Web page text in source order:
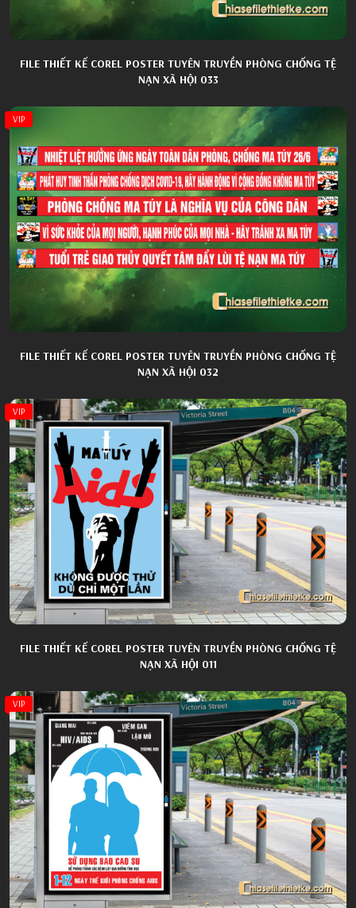
FILE THIẾT KẾ COREL POSTER TUYÊN TRUYỀN PHÒNG CHỐNG TỆ
NẠN XÃ HỘI 033
VIP
FILE THIẾT KẾ COREL POSTER TUYÊN TRUYỀN PHÒNG CHỐNG TỆ
NẠN XÃ HỘI 032
VIP
FILE THIẾT KẾ COREL POSTER TUYÊN TRUYỀN PHÒNG CHỐNG TỆ
NẠN XÃ HỘI 011
VIP